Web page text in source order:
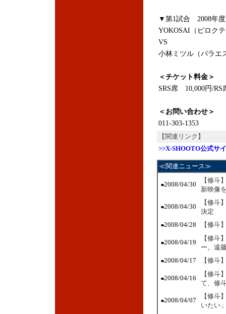
▼第1試合 2008年
YOKOSAI（ピロク
VS
小林ミツル（パラエ
＜チケット料金＞
SRS席 10,000円/
＜お問い合わせ＞
011-303-1353
【関連リンク】
>>X-SHOOTO公式サ
≪関連ニュース≫
■2008/04/30
【修斗
新映像
■2008/04/30
【修斗
決定
■2008/04/28 【修斗
■2008/04/19
【修斗
ー。遠
■2008/04/17 【修斗
■2008/04/16
【修斗
て、修
■2008/04/07
【修斗
いたい